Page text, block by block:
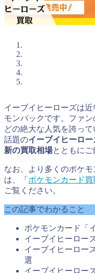
イーブイヒーローズは
モンパックです。ファ
どの絶大な人気を誇っ
話題のイーブイヒーロ
新の買取相場とともにご
なお、より多くのポケ
は、「 ポケモンカード
ご覧ください。
この記事でわかること
ポケモンカード「
イーブイヒーロー
イーブイヒーロー
選
イーブイヒーロー